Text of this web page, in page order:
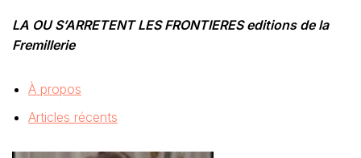
LA OU S’ARRETENT LES FRONTIERES editions de la
Fremillerie
À propos
Articles récents